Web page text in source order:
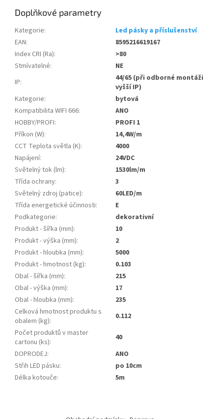
Doplňkové parametry
Kategorie:
Led pásky a příslušenství
EAN:
8595216619167
Index CRI (Ra):
>80
Stmívatelné:
NE
IP:
44/65 (při odborné montáži
vyšší IP)
Kategorie:
bytová
Kompatibilita WIFI 666:
ANO
HOBBY/PROFI:
PROFI 1
Příkon (W):
14,4W/m
CCT Teplota světla (K):
4000
Napájení:
24VDC
Světelný tok (lm):
1530lm/m
Třída ochrany:
3
Světelný zdroj (patice):
60LED/m
Třída energetické účinnosti:
E
Podkategorie:
dekorativní
Produkt - šířka (mm):
10
Produkt - výška (mm):
2
Produkt - hloubka (mm):
5000
Produkt - hmotnost (kg):
0.103
Obal - šířka (mm):
215
Obal - výška (mm):
17
Obal - hloubka (mm):
235
Celková hmotnost produktu s
obalem (kg):
0.112
Počet produktů v master
cartonu (ks):
40
DOPRODEJ:
ANO
Střih LED pásku:
po 10cm
Délka kotouče: 5m